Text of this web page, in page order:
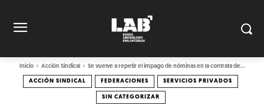
Inicio Acción Sindical Se vuelve a repetir el impago de nóminas en la contrata de...
ACCIÓN SINDICAL FEDERACIONES SERVICIOS PRIVADOS
SIN CATEGORIZAR